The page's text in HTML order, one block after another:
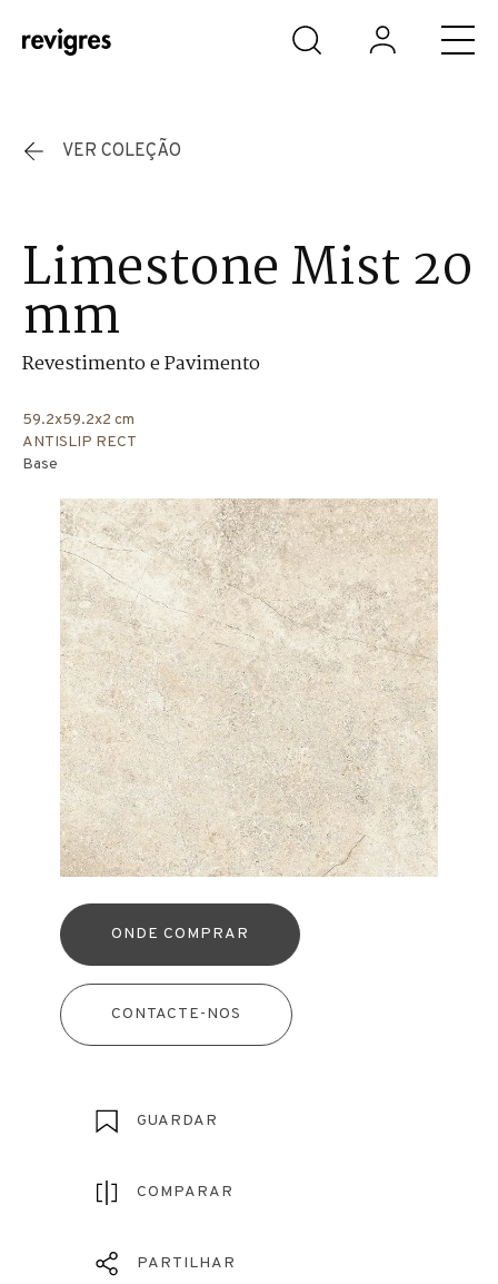
Saltar para o conteúdo principal
VER COLEÇÃO
Limestone Mist 20
mm
Revestimento e Pavimento
59.2x59.2x2 cm
ANTISLIP RECT
Base
ONDE COMPRAR
CONTACTE-NOS
GUARDAR
COMPARAR
PARTILHAR